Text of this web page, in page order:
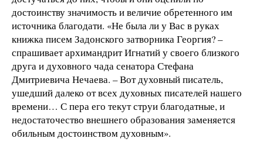
достоинству значимость и величие обретенного им
источника благодати. «Не была ли у Вас в руках
книжка писем Задонского затворника Георгия? –
спрашивает архимандрит Игнатий у своего близкого
друга и духовного чада сенатора Стефана
Дмитриевича Нечаева. – Вот духовный писатель,
ушедший далеко от всех духовных писателей нашего
времени… С пера его текут струи благодатные, и
недостаточество внешнего образования заменяется
обильным достоинством духовным».